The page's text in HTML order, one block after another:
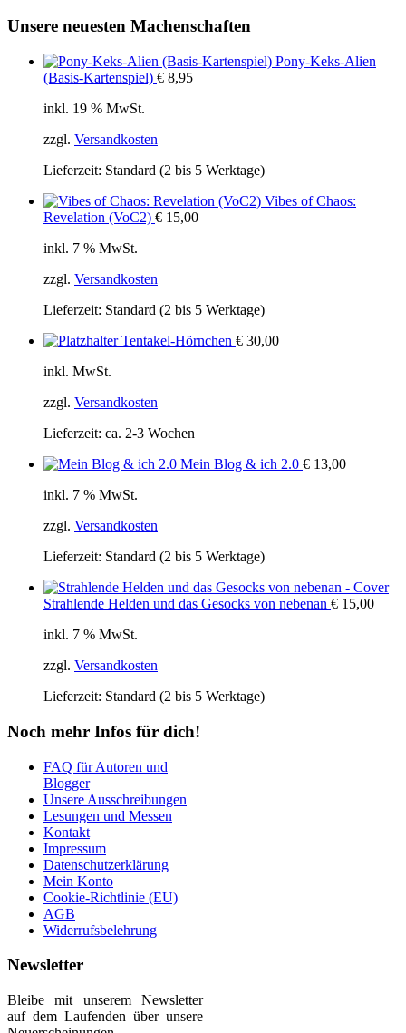
Unsere neuesten Machenschaften
Pony-Keks-Alien
(Basis-Kartenspiel) € 8,95
inkl. 19 % MwSt.
zzgl. Versandkosten
Lieferzeit: Standard (2 bis 5 Werktage)
Vibes of Chaos:
Revelation (VoC2) € 15,00
inkl. 7 % MwSt.
zzgl. Versandkosten
Lieferzeit: Standard (2 bis 5 Werktage)
Tentakel-Hörnchen € 30,00
inkl. MwSt.
zzgl. Versandkosten
Lieferzeit: ca. 2-3 Wochen
Mein Blog & ich 2.0 € 13,00
inkl. 7 % MwSt.
zzgl. Versandkosten
Lieferzeit: Standard (2 bis 5 Werktage)
Strahlende Helden und das Gesocks von nebenan € 15,00
inkl. 7 % MwSt.
zzgl. Versandkosten
Lieferzeit: Standard (2 bis 5 Werktage)
Noch mehr Infos für dich!
FAQ für Autoren und
Blogger
Unsere Ausschreibungen
Lesungen und Messen
Kontakt
Impressum
Datenschutzerklärung
Mein Konto
Cookie-Richtlinie (EU)
AGB
Widerrufsbelehrung
Newsletter
Bleibe mit unserem Newsletter
auf dem Laufenden über unsere